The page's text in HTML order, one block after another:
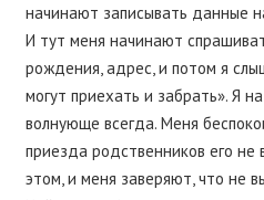
начинают записывать данные
И тут меня начинают
рождения, адрес, и потом я
могут приехать и забрать». Я
волнующе всегда. Меня
приезда родственников его не
этом, и меня заверяют, что не